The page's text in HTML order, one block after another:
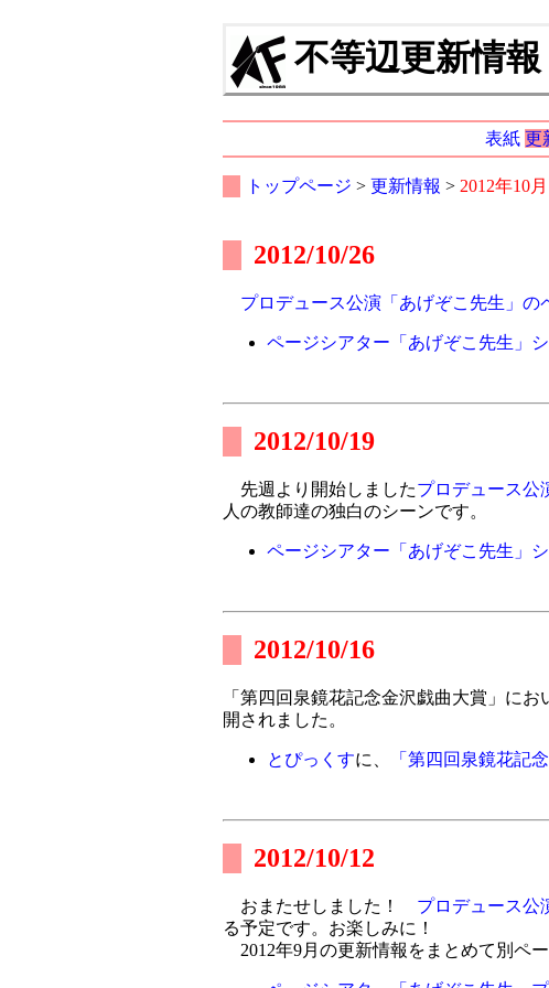
不等辺更新情報
表紙 更
トップページ > 更新情報 > 2012年10月
2012/10/26
プロデュース公演「あげぞこ先生」の
ページシアター「あげぞこ先生」
2012/10/19
先週より開始しましたプロデュース公
人の教師達の独白のシーンです。
ページシアター「あげぞこ先生」
2012/10/16
「第四回泉鏡花記念金沢戯曲大賞」に
開されました。
とぴっくすに、 「第四回泉鏡花記
2012/10/12
おまたせしました！ プロデュース公
る予定です。お楽しみに！
2012年9月の更新情報をまとめて別ペー